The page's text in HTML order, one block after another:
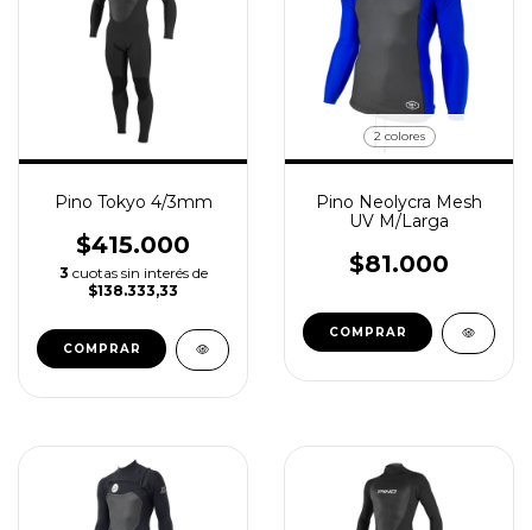
Pino Tokyo 4/3mm
$415.000
3 cuotas sin interés de
$138.333,33
COMPRAR
2 colores
Pino Neolycra Mesh
UV M/Larga
$81.000
COMPRAR